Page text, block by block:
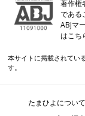
著作権
である
ABJマ
はこ
本サイトに掲載されてい
す。
たまひよについて